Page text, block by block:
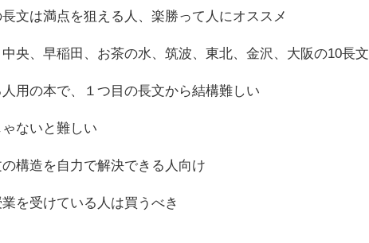
文は満点を狙える人、楽勝って人にオススメ
中央、早稲田、お茶の水、筑波、東北、金沢、大阪の10長文
人用の本で、１つ目の長文から結構難しい
ないと難しい
構造を自力で解決できる人向け
を受けている人は買うべき